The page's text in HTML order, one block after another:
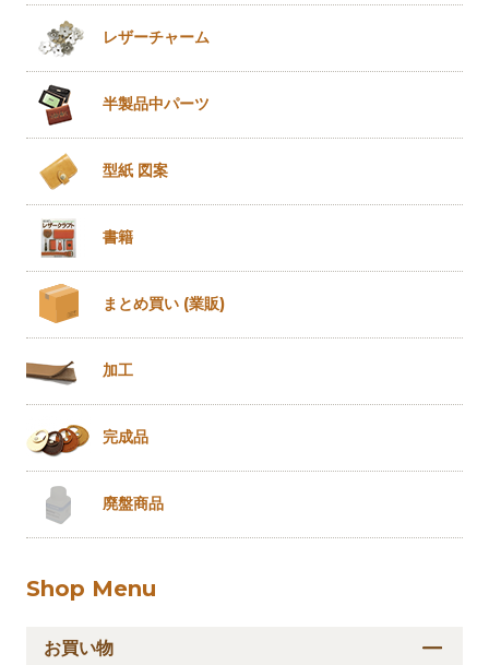
レザーチャーム
半製品中パーツ
型紙 図案
書籍
まとめ買い (業販)
加工
完成品
廃盤商品
Shop Menu
お買い物